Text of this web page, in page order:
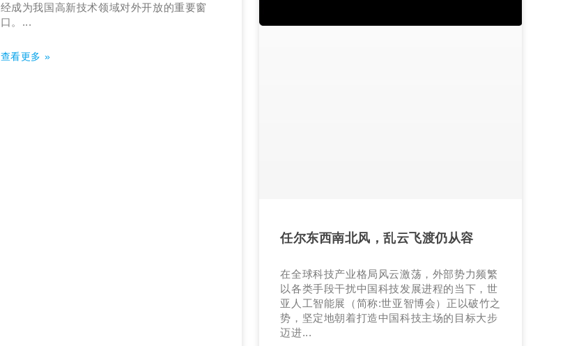
经成为我国高新技术领域对外开放的重要窗
口。...
查看更多 »
任尔东西南北风，乱云飞渡仍从容
在全球科技产业格局风云激荡，外部势力频繁
以各类手段干扰中国科技发展进程的当下，世
亚人工智能展（简称:世亚智博会）正以破竹之
势，坚定地朝着打造中国科技主场的目标大步
迈进...